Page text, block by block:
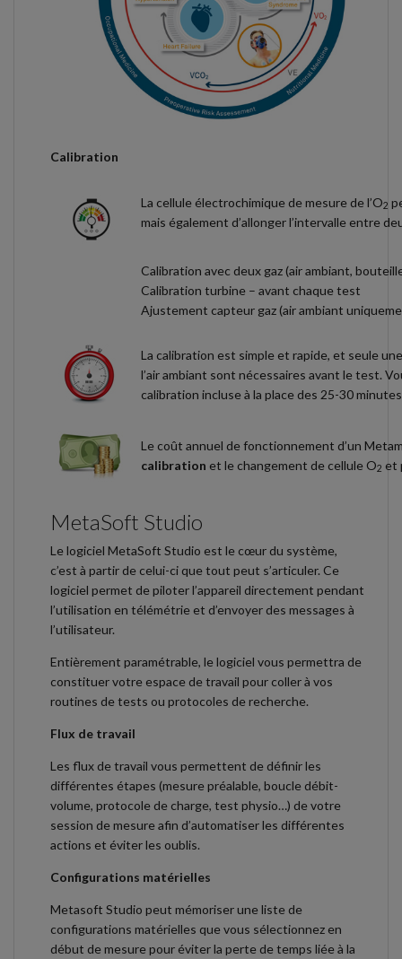
Calibration
La cellule électrochimique de mesure de l’O2
mais également d’allonger l’intervalle entre
Calibration avec deux gaz (air ambiant,
Calibration turbine – avant chaque test
Ajustement capteur gaz (air ambiant
La calibration est simple et rapide, et seule
l’air ambiant sont nécessaires avant le test.
calibration incluse à la place des 25-30
Le coût annuel de fonctionnement d’un
calibration et le changement de cellule O2 et
MetaSoft Studio
Le logiciel MetaSoft Studio est le cœur du système,
c’est à partir de celui-ci que tout peut s’articuler. Ce
logiciel permet de piloter l’appareil directement pendant
l’utilisation en télémétrie et d’envoyer des messages à
l’utilisateur.
Entièrement paramétrable, le logiciel vous permettra de
constituer votre espace de travail pour coller à vos
routines de tests ou protocoles de recherche.
Flux de travail
Les flux de travail vous permettent de définir les
différentes étapes (mesure préalable, boucle débit-
volume, protocole de charge, test physio…) de votre
session de mesure afin d’automatiser les différentes
actions et éviter les oublis.
Configurations matérielles
Metasoft Studio peut mémoriser une liste de
configurations matérielles que vous sélectionnez en
début de mesure pour éviter la perte de temps liée à la